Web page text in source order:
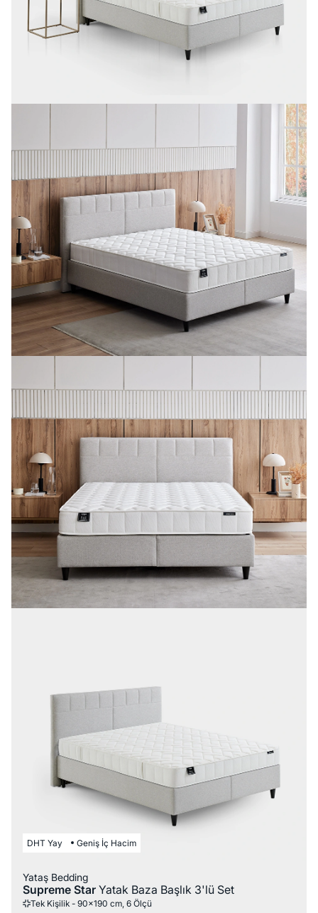
DHT Yay Geniş İç Hacim
Yataş Bedding
Supreme Star Yatak Baza Başlık 3'lü Set
Tek Kişilik - 90x190 cm, 6 Ölçü